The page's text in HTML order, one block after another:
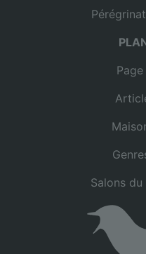
Salons